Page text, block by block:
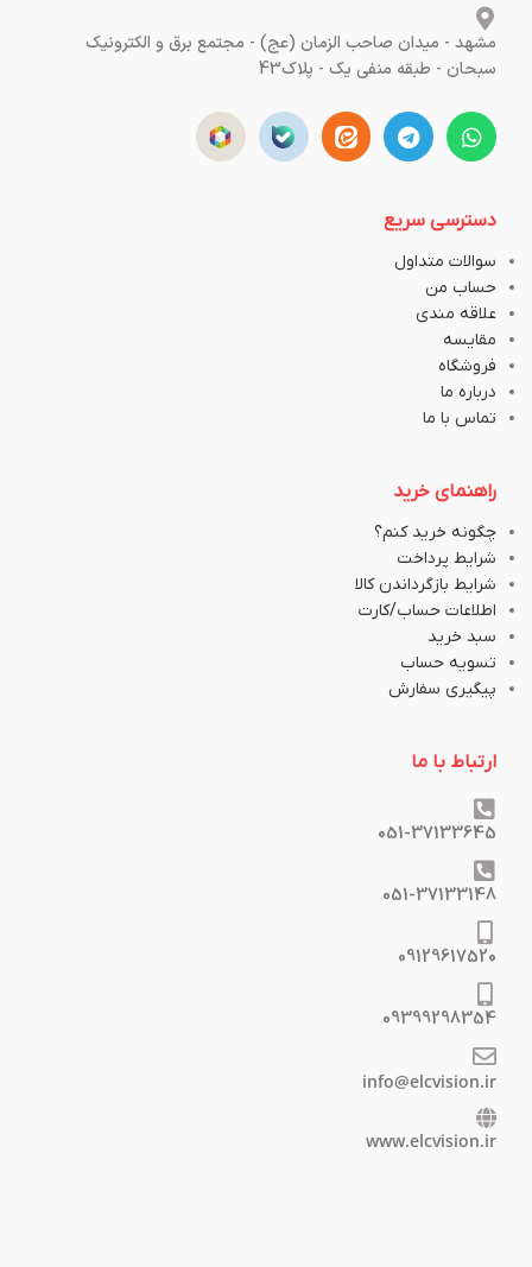
مشهد - میدان صاحب الزمان (عج) - مجتمع برق و الکترونیک
سبحان - طبقه منفی یک - پلاک43
دسترسی سریع
سوالات متداول
حساب من
علاقه مندی
مقایسه
فروشگاه
درباره ما
تماس با ما
راهنمای خرید
چگونه خرید کنم؟
شرایط پرداخت
شرایط بازگرداندن کالا
اطلاعات حساب/کارت
سبد خرید
تسویه حساب
پیگیری سفارش
ارتباط با ما
051-37133645
051-37133148
09129617520
09399298354
info@elcvision.ir
www.elcvision.ir